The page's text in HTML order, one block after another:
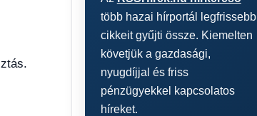
több hazai hírportál legfrissebb
cikkeit gyűjti össze. Kiemelten
követjük a gazdasági,
nyugdíjjal és friss
pénzügyekkel kapcsolatos
híreket.